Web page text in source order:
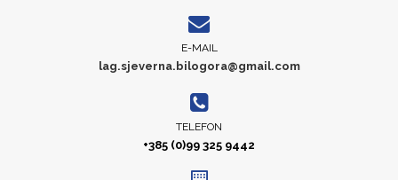
E-MAIL
lag.sjeverna.bilogora@gmail.com
TELEFON
+385 (0)99 325 9442